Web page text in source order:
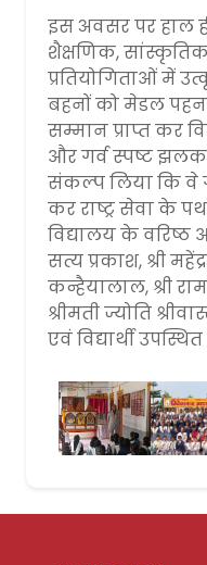
इस अवसर पर हाल
शैक्षणिक,
प्रतियोगिताओं में
बहनों को मेडल
सम्मान प्राप्त कर
और गर्व स्पष्ट झलक
संकल्प लिया कि वे
कर राष्ट्र सेवा के
विद्यालय के वरिष्ठ
सत्य प्रकाश, श्री
कन्हैयालाल, श्री
श्रीमती ज्योति
एवं विद्यार्थी उपस्थित